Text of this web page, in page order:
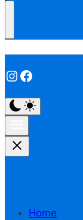
Instagram
Facebook
Home